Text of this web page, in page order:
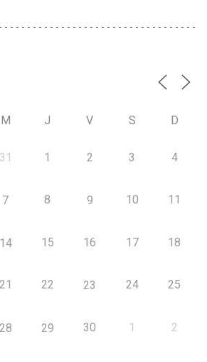
M J V S D
31 1 2 3 4
7 8 9 10 11
14 15 16 17 18
21 22 23 24 25
28 29 30 1 2